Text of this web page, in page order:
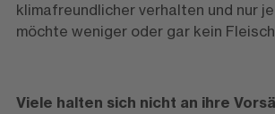
klimafreundlicher verhalten und nur
möchte weniger oder gar kein
Viele halten sich nicht an ihre